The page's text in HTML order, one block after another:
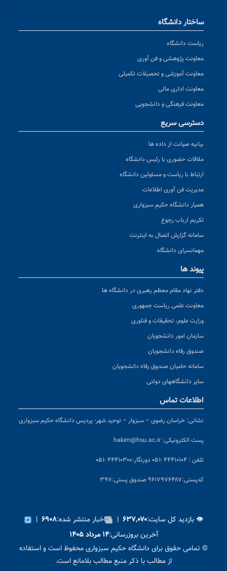
ساختار دانشگاه
ریاست دانشگاه
معاونت پژوهشی و فن آوری
معاونت آموزشی و تحصیلات تکمیلی
معاونت اداری مالی
معاونت فرهنگی و دانشجویی
دسترسی سریع
بیانیه صیانت از داده ها
ملاقات حضوری با رئیس دانشگاه
ارتباط با ریاست و مسئولین دانشگاه
مدیریت فن آوری اطلاعات
همیار دانشگاه حکیم سبزواری
تکریم ارباب رجوع
سامانه گزارش اتصال به اینترنت
مهمانسرای دانشگاه
پیوند ها
دفتر نهاد مقام معظم رهبری در دانشگاه ها
معاونت علمی ریاست جمهوری
وزارت علوم، تحقیقات و فناوری
سازمان امور دانشجویان
صندوق رفاه دانشجویان
سامانه حامیان صندوق رفاه دانشجویان
سایر دانشگاههای دولتی
اطلاعات تماس
نشانی:خراسان رضوی – سبزوار – توحید شهر- پردیس دانشگاه حکیم سبزواری
پست الکترونیکی:hakim@hsu.ac.ir
تلفن : ۴۴۴۱۰۱۰۴ -۰۵۱ دورنگار:۴۴۴۱۰۳۰۰ -۰۵۱
پستی:۹۶۱۷۹۷۶۴۸۷ صندوق پستی:۳۹۷
👁 بازدید کل سایت:۶۳۷,۰۷۰| اخبار منتشر شده:۶۹۰۸|
آخرین بروزرسانی:۱۴ مرداد ۱۴۰۵
© تمامی حقوق برای دانشگاه حکیم سبزواری محفوظ است و استفاده
از مطالب با ذکر منبع مطالب بلامانع است.